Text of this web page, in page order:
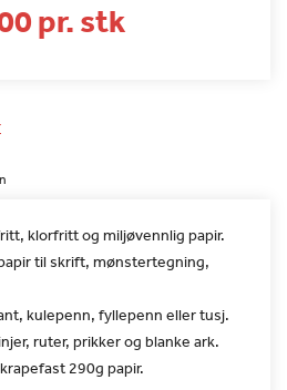
pr. stk
klorfritt og miljøvennlig papir.
til skrift, mønstertegning,
kulepenn, fyllepenn eller tusj.
ruter, prikker og blanke ark.
290g papir.